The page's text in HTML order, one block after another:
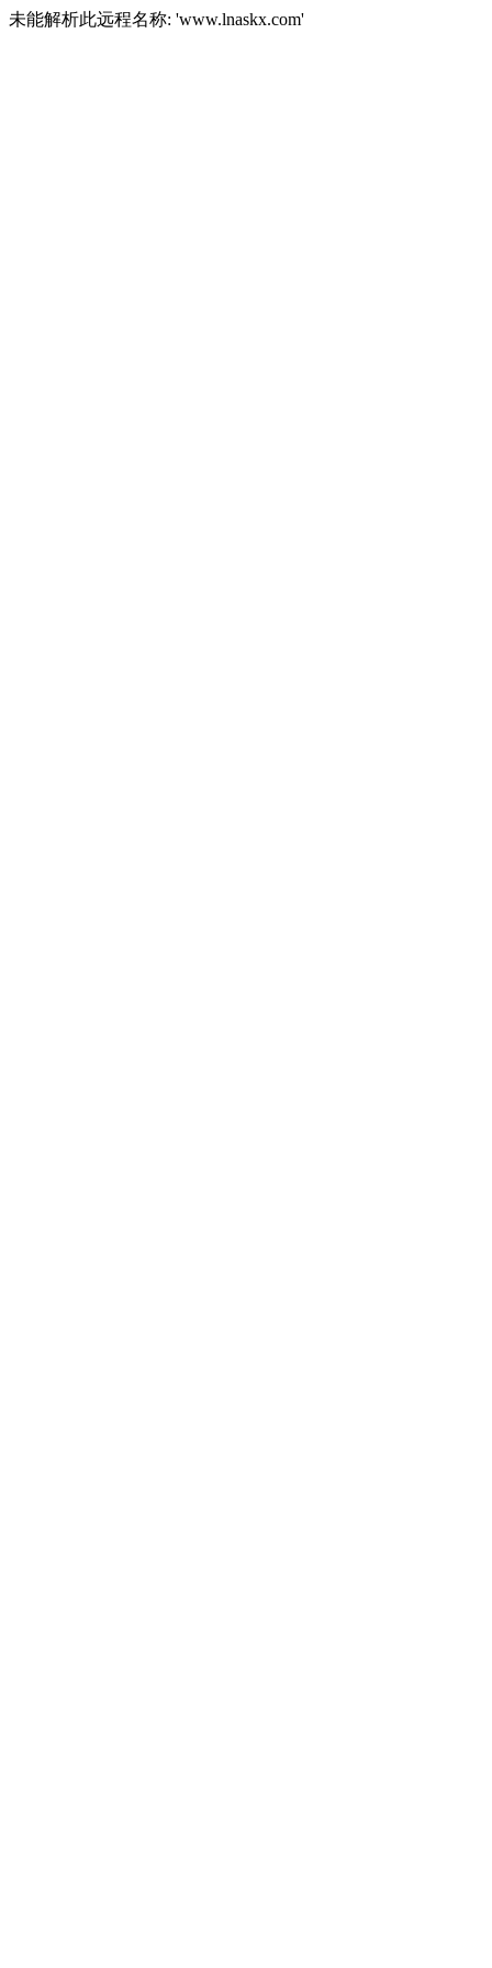
未能解析此远程名称: 'www.lnaskx.com'